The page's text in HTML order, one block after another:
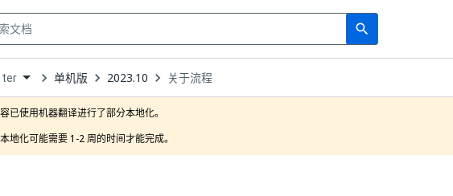
search
Search
单机版 2023.10 关于流程
已使用机器翻译进行了部分本地化。
地化可能需要 1-2 周的时间才能完成。